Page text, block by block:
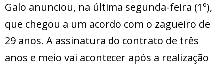
Galo anunciou, na última segunda-feira (1º),
que chegou a um acordo com o zagueiro de
29 anos. A assinatura do contrato de três
anos e meio vai acontecer após a realização